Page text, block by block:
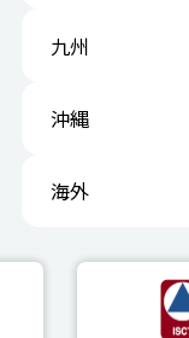
九州
沖縄
海外